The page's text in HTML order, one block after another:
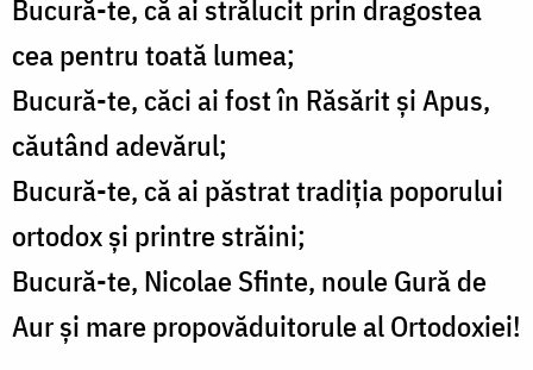
Bucură-te, că ai strălucit prin dragostea
cea pentru toată lumea;
Bucură-te, căci ai fost în Răsărit şi Apus,
căutând adevărul;
Bucură-te, că ai păstrat tradiţia poporului
ortodox şi printre străini;
Bucură-te, Nicolae Sfinte, noule Gură de
Aur şi mare propovăduitorule al Ortodoxiei!